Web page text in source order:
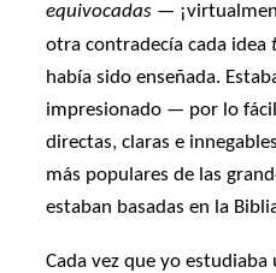
equivocadas —
otra contradecía cada idea
había sido enseñada.
impresionado — por lo
directas, claras e
más populares de las
estaban basadas en la
Cada vez que yo